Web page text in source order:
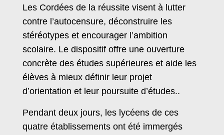
Les Cordées de la réussite visent à lutter
contre l’autocensure, déconstruire les
stéréotypes et encourager l’ambition
scolaire. Le dispositif offre une ouverture
concrète des études supérieures et aide les
élèves à mieux définir leur projet
d’orientation et leur poursuite d’études..
Pendant deux jours, les lycéens de ces
quatre établissements ont été immergés